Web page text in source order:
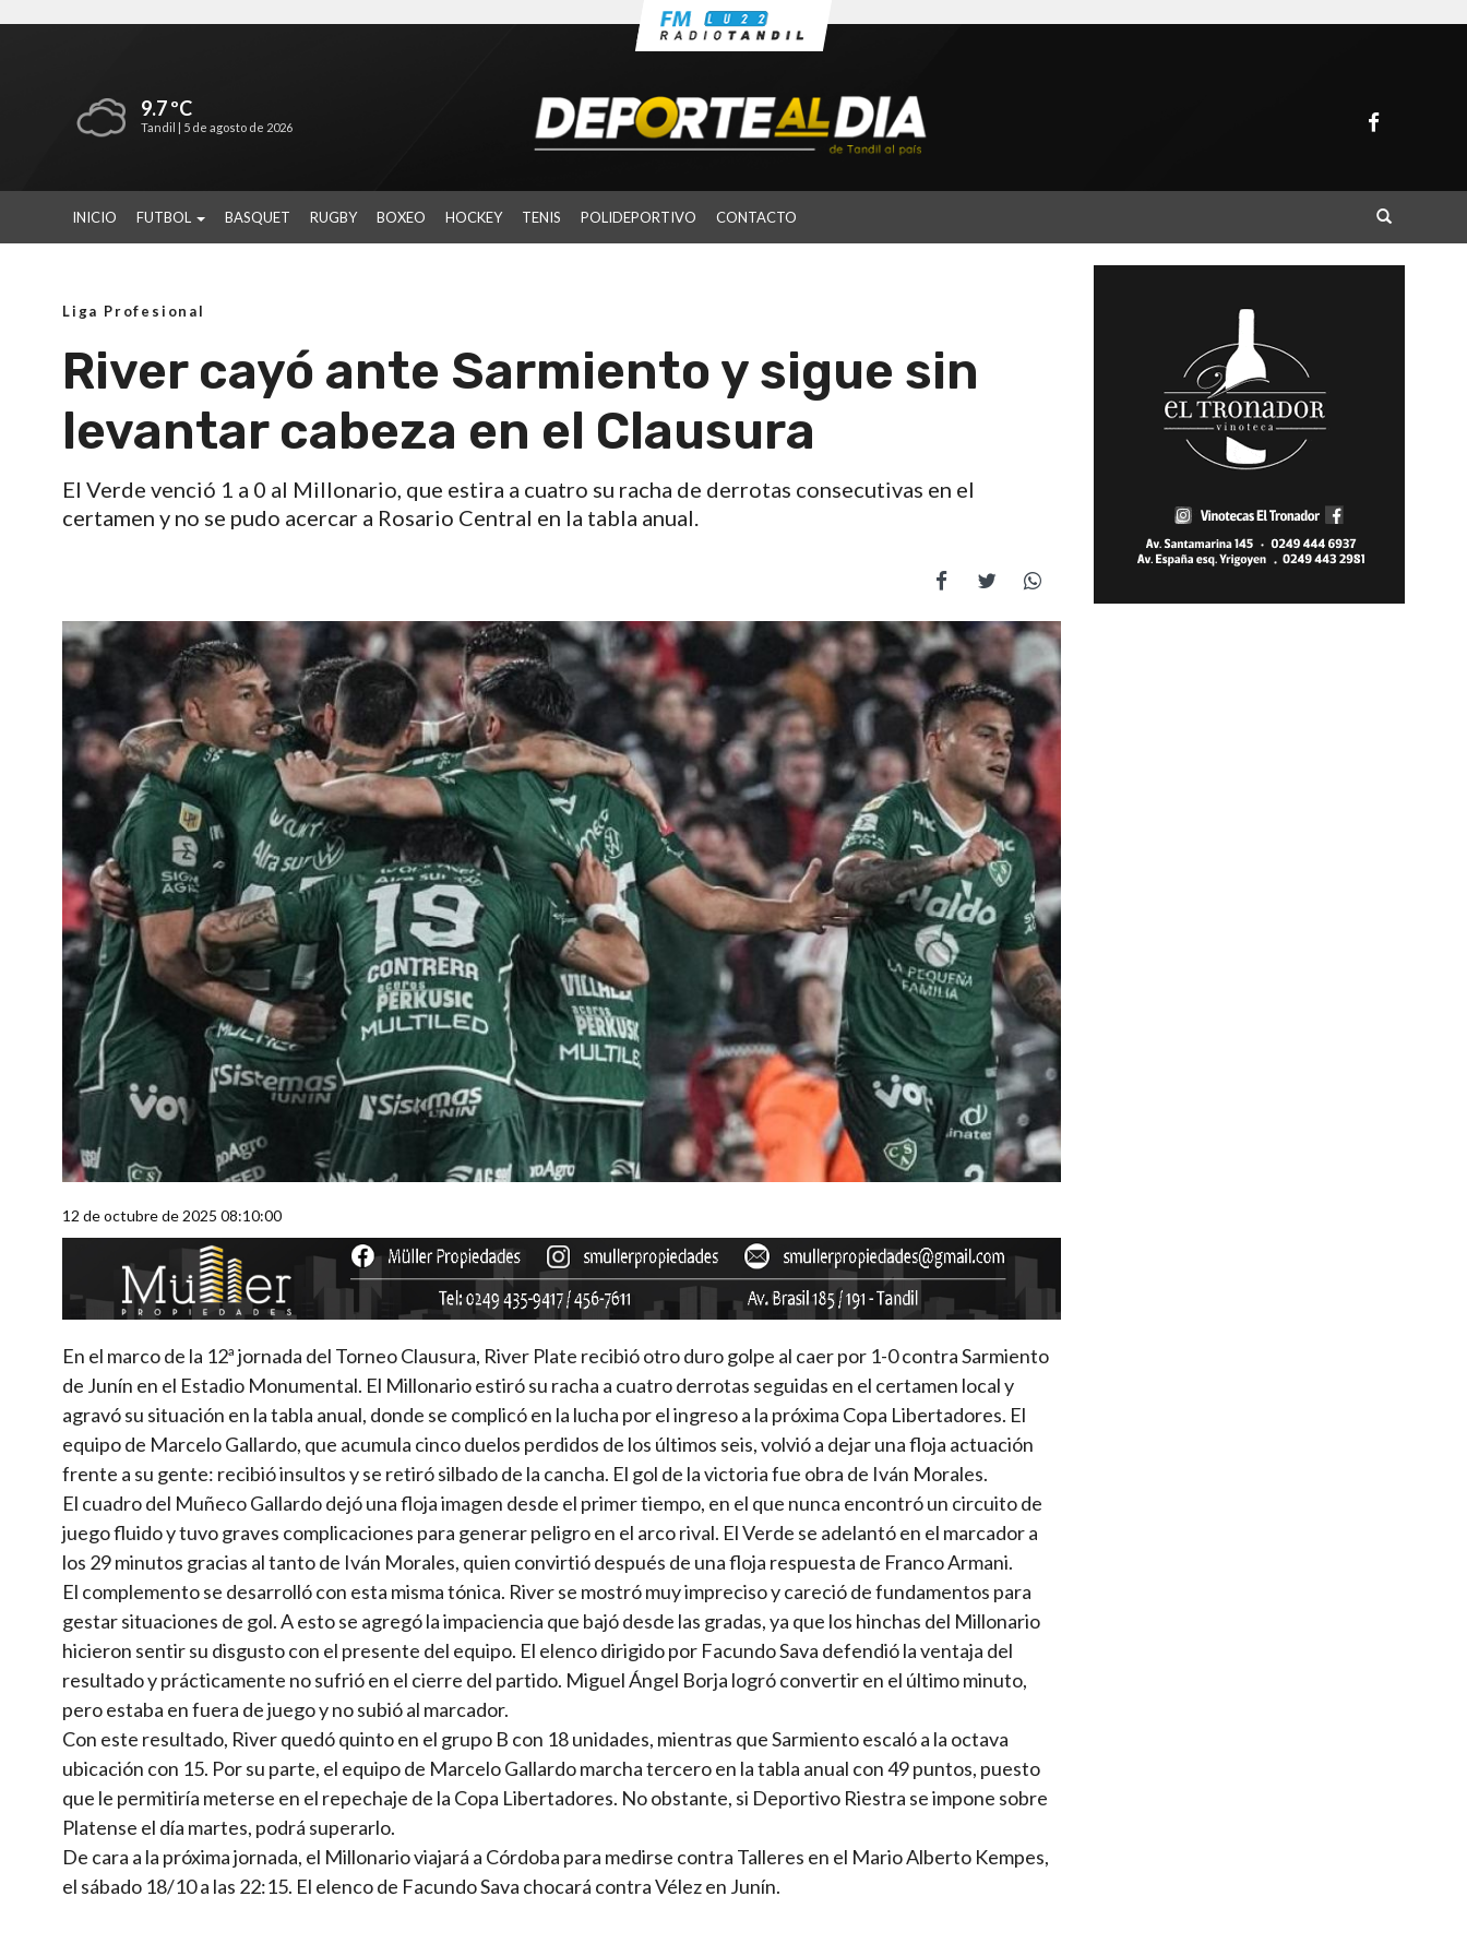
9.7 ºC
Tandil | 5 de agosto de 2026
INICIO FUTBOL BASQUET RUGBY BOXEO HOCKEY TENIS POLIDEPORTIVO CONTACTO
Liga Profesional
River cayó ante Sarmiento y sigue sin
levantar cabeza en el Clausura
El Verde venció 1 a 0 al Millonario, que estira a cuatro su racha de derrotas consecutivas en el
certamen y no se pudo acercar a Rosario Central en la tabla anual.
12 de octubre de 2025 08:10:00
En el marco de la 12ª jornada del Torneo Clausura, River Plate recibió otro duro golpe al caer por 1-0 contra Sarmiento
de Junín en el Estadio Monumental. El Millonario estiró su racha a cuatro derrotas seguidas en el certamen local y
agravó su situación en la tabla anual, donde se complicó en la lucha por el ingreso a la próxima Copa Libertadores. El
equipo de Marcelo Gallardo, que acumula cinco duelos perdidos de los últimos seis, volvió a dejar una floja actuación
frente a su gente: recibió insultos y se retiró silbado de la cancha. El gol de la victoria fue obra de Iván Morales.
El cuadro del Muñeco Gallardo dejó una floja imagen desde el primer tiempo, en el que nunca encontró un circuito de
juego fluido y tuvo graves complicaciones para generar peligro en el arco rival. El Verde se adelantó en el marcador a
los 29 minutos gracias al tanto de Iván Morales, quien convirtió después de una floja respuesta de Franco Armani.
El complemento se desarrolló con esta misma tónica. River se mostró muy impreciso y careció de fundamentos para
gestar situaciones de gol. A esto se agregó la impaciencia que bajó desde las gradas, ya que los hinchas del Millonario
hicieron sentir su disgusto con el presente del equipo. El elenco dirigido por Facundo Sava defendió la ventaja del
resultado y prácticamente no sufrió en el cierre del partido. Miguel Ángel Borja logró convertir en el último minuto,
pero estaba en fuera de juego y no subió al marcador.
Con este resultado, River quedó quinto en el grupo B con 18 unidades, mientras que Sarmiento escaló a la octava
ubicación con 15. Por su parte, el equipo de Marcelo Gallardo marcha tercero en la tabla anual con 49 puntos, puesto
que le permitiría meterse en el repechaje de la Copa Libertadores. No obstante, si Deportivo Riestra se impone sobre
Platense el día martes, podrá superarlo.
De cara a la próxima jornada, el Millonario viajará a Córdoba para medirse contra Talleres en el Mario Alberto Kempes,
el sábado 18/10 a las 22:15. El elenco de Facundo Sava chocará contra Vélez en Junín.